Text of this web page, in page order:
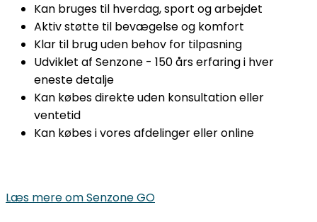
Kan bruges til hverdag, sport og arbejdet
Aktiv støtte til bevægelse og komfort
Klar til brug uden behov for tilpasning
Udviklet af Senzone - 150 års erfaring i hver
eneste detalje
Kan købes direkte uden konsultation eller
ventetid
Kan købes i vores afdelinger eller online
Læs mere om Senzone GO